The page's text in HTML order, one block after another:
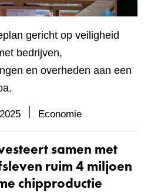
gericht op veiligheid
bedrijven,
en overheden aan een
Economie
samen met
ruim 4 miljoen
chipproductie